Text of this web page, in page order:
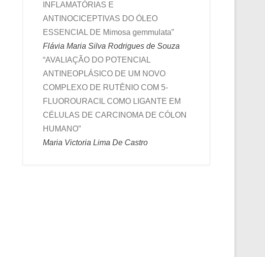
INFLAMATÓRIAS E
ANTINOCICEPTIVAS DO ÓLEO
ESSENCIAL DE Mimosa gemmulata”
Flávia Maria Silva Rodrigues de Souza
“AVALIAÇÃO DO POTENCIAL
ANTINEOPLÁSICO DE UM NOVO
COMPLEXO DE RUTÊNIO COM 5-
FLUOROURACIL COMO LIGANTE EM
CÉLULAS DE CARCINOMA DE CÓLON
HUMANO”
Maria Victoria Lima De Castro